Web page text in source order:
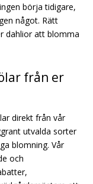
börja tidigare,
något. Rätt
dahlior att blomma
från er
direkt från vår
utvalda sorter
blomning. Vår
och